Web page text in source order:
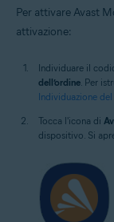
Per attivare Avast
attivazione:
Individuare il
dell’ordine. Per
Individuazione
Tocca l'icona di
dispositivo. Si